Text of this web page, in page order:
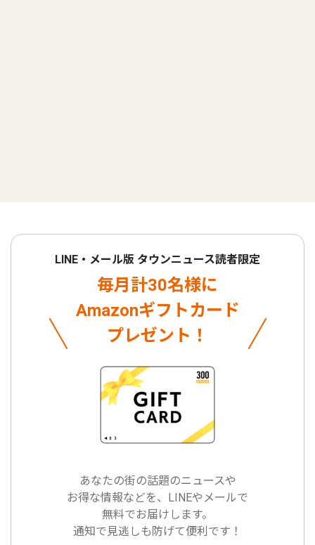
LINE・メール版 タウンニュース読者限定
毎月計30名様に
Amazonギフトカード
プレゼント！
あなたの街の話題のニュースや
お得な情報などを、LINEやメールで
無料でお届けします。
通知で見逃しも防げて便利です！